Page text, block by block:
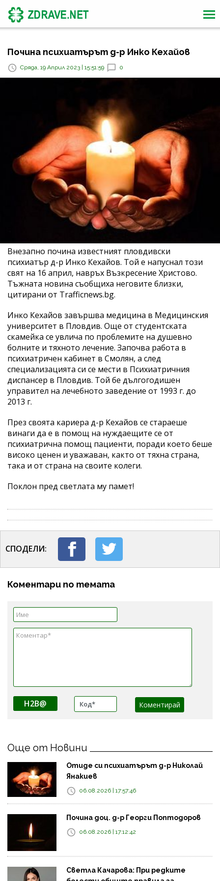
Почина психиатърът д-р Инко Кехайов
Сряда, 19 Април 2023 | 15:51:59 0
Внезапно почина известният пловдивски
психиатър д-р Инко Кехайов. Той е напуснал този
свят на 16 април, навръх Възкресение Христово.
Тъжната новина съобщиха неговите близки,
цитирани от Trafficnews.bg.
Инко Кехайов завършва медицина в Медицинския
университет в Пловдив. Още от студентската
скамейка се увлича по проблемите на душевно
болните и тяхното лечение. Започва работа в
психиатричен кабинет в Смолян, а след
специализацията си се мести в Психиатричния
диспансер в Пловдив. Той бе дългогодишен
управител на лечебното заведение от 1993 г. до
2013 г.
През своята кариера д-р Кехайов се стараеше
винаги да е в помощ на нуждаещите се от
психиатрична помощ пациенти, поради което беше
високо ценен и уважаван, както от тяхна страна,
така и от страна на своите колеги.
Поклон пред светлата му памет!
СПОДЕЛИ:
Коментари по темата
H2B@
Още от Новини
Отиде си психиатърът д-р Николай
Янакиев
06.08.2026 | 17:57:46
Почина доц. д-р Георги Поптодоров
06.08.2026 | 17:12:42
Светла Качарова: При редките